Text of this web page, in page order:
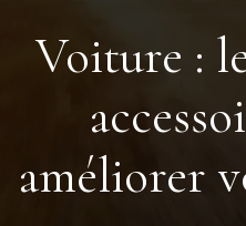
Voiture :
améliorer